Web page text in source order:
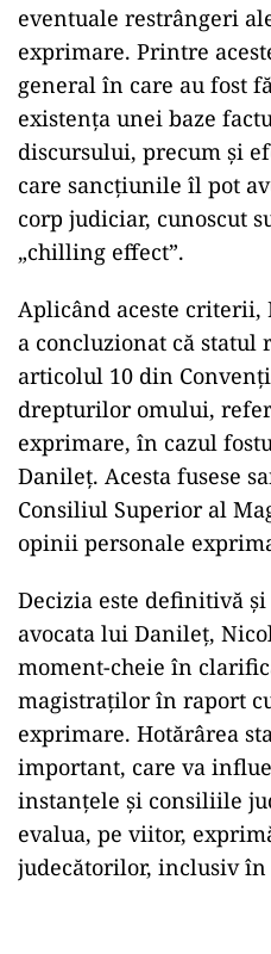
eventuale restrângeri
exprimare. Printre
general în care au fost
existența unei baze
discursului, precum și
care sancțiunile îl pot
corp judiciar, cunoscut
„chilling effect”.
Aplicând aceste criterii,
a concluzionat că statul
articolul 10 din
drepturilor omului,
exprimare, în cazul
Danileț. Acesta fusese
Consiliul Superior al
opinii personale
Decizia este definitivă și
avocata lui Danileț,
moment-cheie în
magistraților în raport
exprimare. Hotărârea
important, care va
instanțele și consiliile
evalua, pe viitor,
judecătorilor, inclusiv